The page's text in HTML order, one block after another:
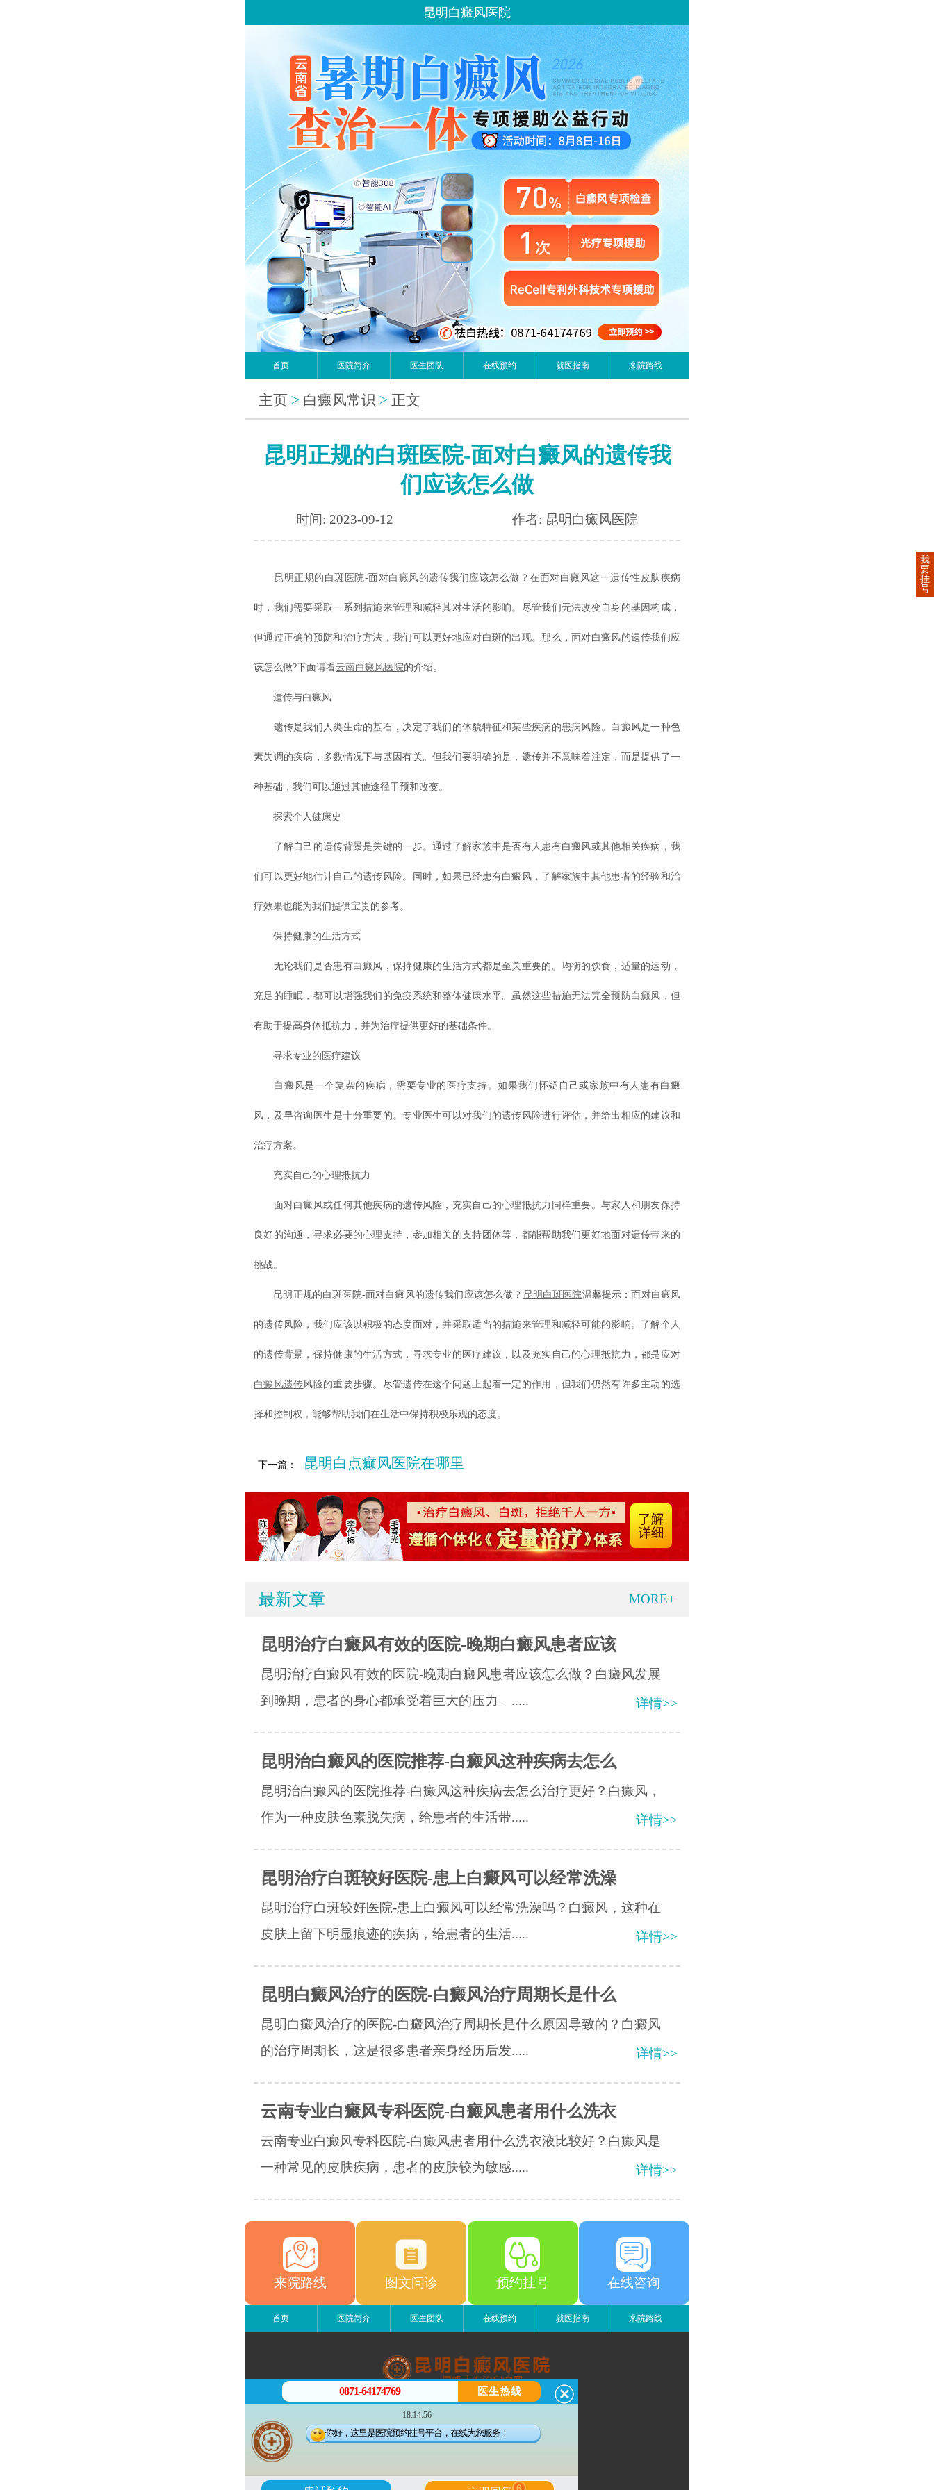
昆明白癜风医院
首页 医院简介 医生团队 在线预约 就医指南 来院路线
主页 > 白癜风常识 > 正文
昆明正规的白斑医院-面对白癜风的遗传我
们应该怎么做
时间: 2023-09-12 作者: 昆明白癜风医院
昆明正规的白斑医院-面对白癜风的遗传我们应该怎么做？在面对白癜风这一遗传性皮肤疾病
时，我们需要采取一系列措施来管理和减轻其对生活的影响。尽管我们无法改变自身的基因构成，
但通过正确的预防和治疗方法，我们可以更好地应对白斑的出现。那么，面对白癜风的遗传我们应
该怎么做?下面请看云南白癜风医院的介绍。
遗传与白癜风
遗传是我们人类生命的基石，决定了我们的体貌特征和某些疾病的患病风险。白癜风是一种色
素失调的疾病，多数情况下与基因有关。但我们要明确的是，遗传并不意味着注定，而是提供了一
种基础，我们可以通过其他途径干预和改变。
探索个人健康史
了解自己的遗传背景是关键的一步。通过了解家族中是否有人患有白癜风或其他相关疾病，我
们可以更好地估计自己的遗传风险。同时，如果已经患有白癜风，了解家族中其他患者的经验和治
疗效果也能为我们提供宝贵的参考。
保持健康的生活方式
无论我们是否患有白癜风，保持健康的生活方式都是至关重要的。均衡的饮食，适量的运动，
充足的睡眠，都可以增强我们的免疫系统和整体健康水平。虽然这些措施无法完全预防白癜风 ，但
有助于提高身体抵抗力，并为治疗提供更好的基础条件。
寻求专业的医疗建议
白癜风是一个复杂的疾病，需要专业的医疗支持。如果我们怀疑自己或家族中有人患有白癜
风，及早咨询医生是十分重要的。专业医生可以对我们的遗传风险进行评估，并给出相应的建议和
治疗方案。
充实自己的心理抵抗力
面对白癜风或任何其他疾病的遗传风险，充实自己的心理抵抗力同样重要。与家人和朋友保持
良好的沟通，寻求必要的心理支持，参加相关的支持团体等，都能帮助我们更好地面对遗传带来的
挑战。
昆明正规的白斑医院-面对白癜风的遗传我们应该怎么做？ 昆明白斑医院温馨提示：面对白癜风
的遗传风险，我们应该以积极的态度面对，并采取适当的措施来管理和减轻可能的影响。了解个人
的遗传背景，保持健康的生活方式，寻求专业的医疗建议，以及充实自己的心理抵抗力，都是应对
白癜风遗传风险的重要步骤。尽管遗传在这个问题上起着一定的作用，但我们仍然有许多主动的选
择和控制权，能够帮助我们在生活中保持积极乐观的态度。
下一篇： 昆明白点癫风医院在哪里
最新文章 MORE+
昆明治疗白癜风有效的医院-晚期白癜风患者应该
昆明治疗白癜风有效的医院-晚期白癜风患者应该怎么做？白癜风发展
到晚期，患者的身心都承受着巨大的压力。.....
详情>>
昆明治白癜风的医院推荐-白癜风这种疾病去怎么
昆明治白癜风的医院推荐-白癜风这种疾病去怎么治疗更好？白癜风，
作为一种皮肤色素脱失病，给患者的生活带.....
详情>>
昆明治疗白斑较好医院-患上白癜风可以经常洗澡
昆明治疗白斑较好医院-患上白癜风可以经常洗澡吗？白癜风，这种在
皮肤上留下明显痕迹的疾病，给患者的生活.....
详情>>
昆明白癜风治疗的医院-白癜风治疗周期长是什么
昆明白癜风治疗的医院-白癜风治疗周期长是什么原因导致的？白癜风
的治疗周期长，这是很多患者亲身经历后发.....
详情>>
云南专业白癜风专科医院-白癜风患者用什么洗衣
云南专业白癜风专科医院-白癜风患者用什么洗衣液比较好？白癜风是
一种常见的皮肤疾病，患者的皮肤较为敏感.....
详情>>
来院路线 图文问诊 预约挂号 在线咨询
首页 医院简介 医生团队 在线预约 就医指南 来院路线
昆明白癜风医院
昆明市五华区护国路2号
版权所有：昆明白癜风医院
联系电话：0871-64174769
0871-64174769 医生热线
18:14:56
你好，这里是医院预约挂号平台，在线为您服务！
我
要
挂
号